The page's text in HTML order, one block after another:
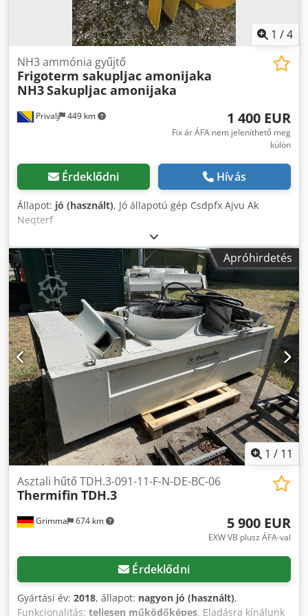
1 /4
Privalj 449 km
NH3 ammónia gyűjtő
Frigoterm sakupljac amonijaka
NH3Sakupljac amonijaka
1 400 EUR
Fix ár ÁFA nem jeleníthető meg
külön
Érdeklődni Hívás
Állapot: jó (használt), Jó állapotú gép Csdpfx Ajvu Ak
Neqterf
Apróhirdetés
1 / 11
Grimma 674 km
Asztali hűtő TDH.3-091-11-F-N-DE-BC-06
Thermifin TDH.3
5 900 EUR
EXW VB plusz ÁFA-val
Érdeklődni
Gyártási év: 2018, állapot: nagyon jó (használt),
Funkcionalitás: teljesen működőképes, Eladásra kínálunk